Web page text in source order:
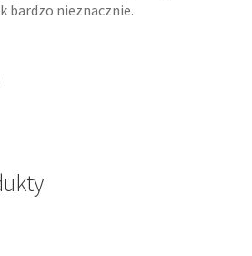
bardzo nieznacznie.